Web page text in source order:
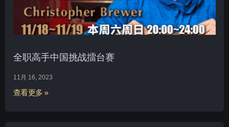
全职高手中国挑战擂台赛
11月 16, 2023
查看更多 »